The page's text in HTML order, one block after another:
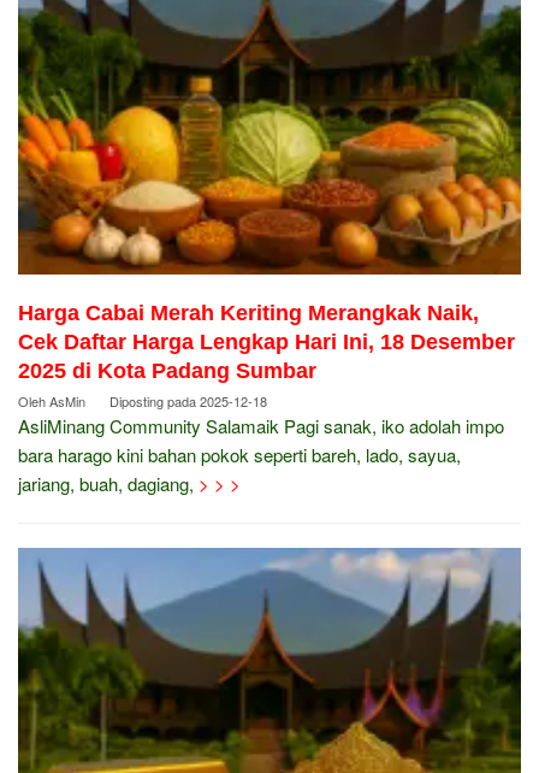
Harga Cabai Merah Keriting Merangkak Naik,
Cek Daftar Harga Lengkap Hari Ini, 18 Desember
2025 di Kota Padang Sumbar
OlehAsMin Diposting pada2025-12-18
AsliMinang Community Salamaik Pagi sanak, iko adolah impo
bara harago kini bahan pokok seperti bareh, lado, sayua,
jariang, buah, dagiang, > > >